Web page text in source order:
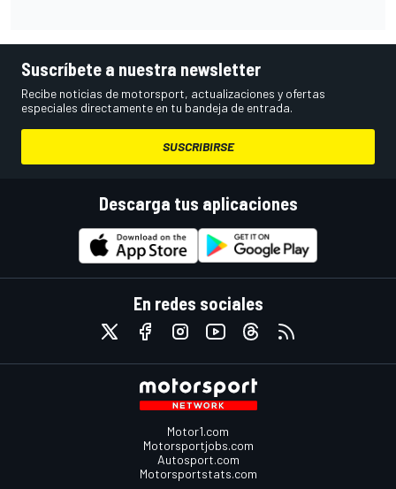
Suscríbete a nuestra newsletter
Recibe noticias de motorsport, actualizaciones y ofertas
especiales directamente en tu bandeja de entrada.
SUSCRIBIRSE
Descarga tus aplicaciones
En redes sociales
Motor1.com
Motorsportjobs.com
Autosport.com
Motorsportstats.com